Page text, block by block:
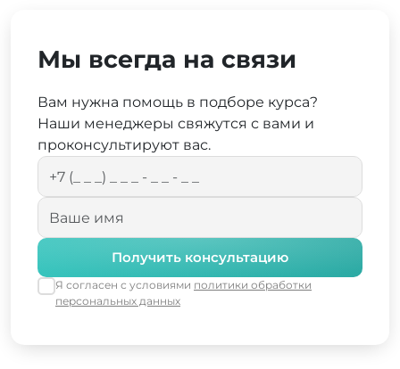
Мы всегда на связи
Вам нужна помощь в подборе курса?
Наши менеджеры свяжутся с вами и
проконсультируют вас.
Получить консультацию
Я согласен с условиями политики обработки
персональных данных